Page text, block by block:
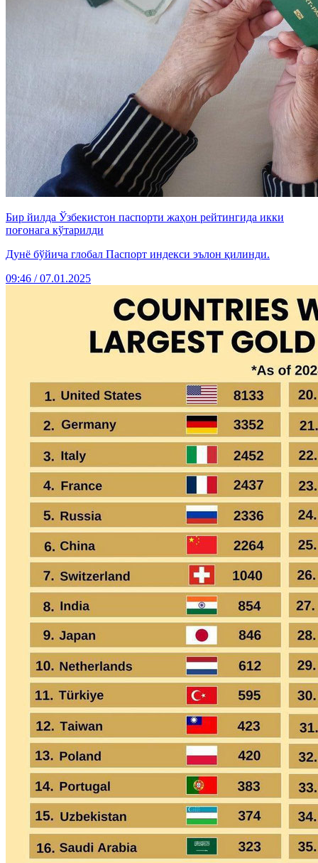
Бир йилда Ўзбекистон паспорти жаҳон рейтингида икки
поғонага кўтарилди
Дунё бўйича глобал Паспорт индекси эълон қилинди.
09:46 / 07.01.2025